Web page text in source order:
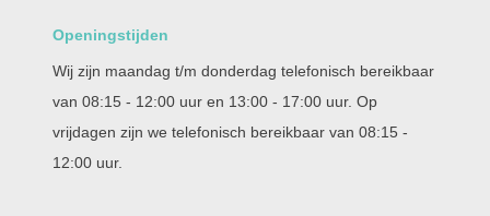
Openingstijden
Wij zijn maandag t/m donderdag telefonisch bereikbaar
van 08:15 - 12:00 uur en 13:00 - 17:00 uur. Op
vrijdagen zijn we telefonisch bereikbaar van 08:15 -
12:00 uur.